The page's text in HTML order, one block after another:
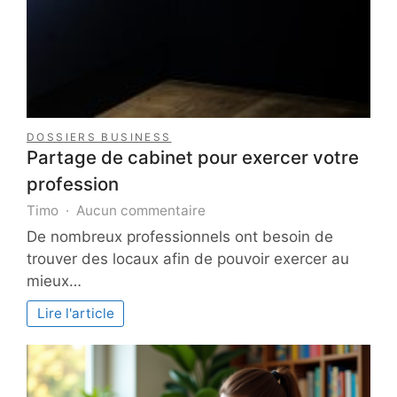
DOSSIERS BUSINESS
Partage de cabinet pour exercer votre
profession
Timo Aucun commentaire
Partage
de
cabinet
profession
De nombreux professionnels ont besoin de
trouver des locaux afin de pouvoir exercer au
mieux…
Lire l'article